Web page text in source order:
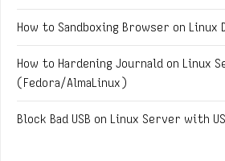
How to Sandboxing Browser on
How to Hardening Journald on Linux
(Fedora/AlmaLinux)
Block Bad USB on Linux Server with